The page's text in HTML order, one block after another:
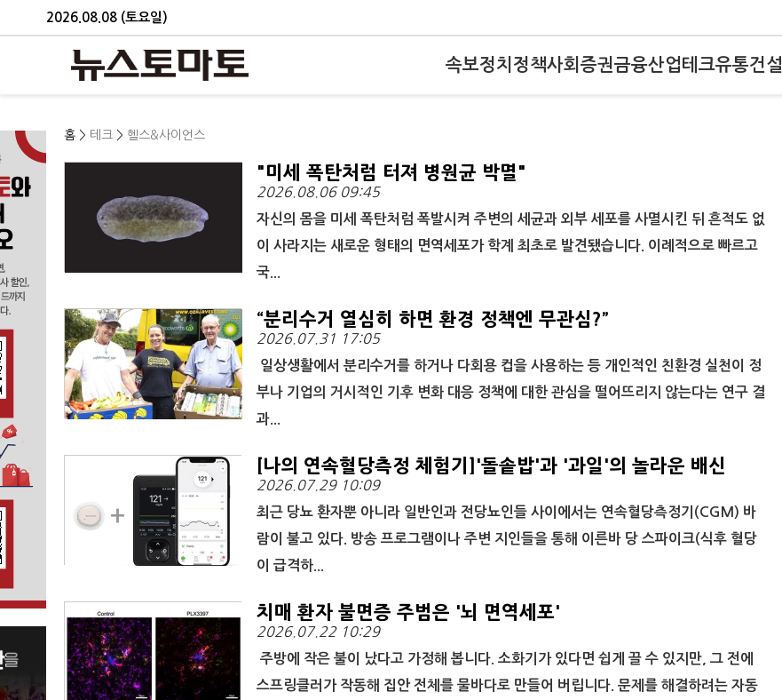
2026.08.08 (토요일)
속보정치 정책사회 증권금융산업테크유통건설
홈 > 테크 > 헬스&사이언스
"미세 폭탄처럼 터져 병원균 박멸"
2026.08.06 09:45
자신의 몸을 미세 폭탄처럼 폭발시켜 주변의 세균과 외부 세포를 사멸시킨 뒤 흔적도 없
이 사라지는 새로운 형태의 면역세포가 학계 최초로 발견됐습니다. 이례적으로 빠르고
국...
“분리수거 열심히 하면 환경 정책엔 무관심?”
2026.07.31 17:05
일상생활에서 분리수거를 하거나 다회용 컵을 사용하는 등 개인적인 친환경 실천이 정
부나 기업의 거시적인 기후 변화 대응 정책에 대한 관심을 떨어뜨리지 않는다는 연구 결
과...
[나의 연속혈당측정 체험기]'돌솥밥'과 '과일'의 놀라운 배신
2026.07.29 10:09
최근 당뇨 환자뿐 아니라 일반인과 전당뇨인들 사이에서는 연속혈당측정기(CGM) 바
람이 불고 있다. 방송 프로그램이나 주변 지인들을 통해 이른바 당 스파이크(식후 혈당
이 급격하...
치매 환자 불면증 주범은 '뇌 면역세포'
2026.07.22 10:29
주방에 작은 불이 났다고 가정해 봅니다. 소화기가 있다면 쉽게 끌 수 있지만, 그 전에
스프링클러가 작동해 집안 전체를 물바다로 만들어 버립니다. 문제를 해결하려는 자동